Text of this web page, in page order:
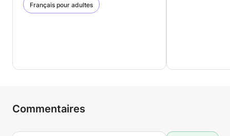
Français pour adultes
Commentaires